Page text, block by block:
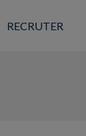
RECRUTER